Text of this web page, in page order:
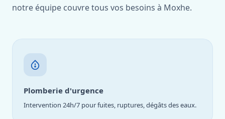
notre équipe couvre tous vos besoins à Moxhe.
Plomberie d'urgence
Intervention 24h/7 pour fuites, ruptures, dégâts des eaux.